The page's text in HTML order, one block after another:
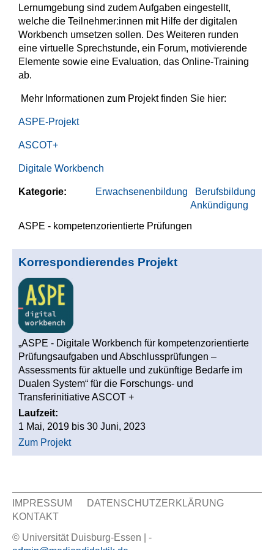
Lernumgebung sind zudem Aufgaben eingestellt,
welche die Teilnehmer:innen mit Hilfe der digitalen
Workbench umsetzen sollen. Des Weiteren runden
eine virtuelle Sprechstunde, ein Forum, motivierende
Elemente sowie eine Evaluation, das Online-Training
ab.
Mehr Informationen zum Projekt finden Sie hier:
ASPE-Projekt
ASCOT+
Digitale Workbench
Kategorie: Berufsbildung
Erwachsenenbildung
Ankündigung
ASPE - kompetenzorientierte Prüfungen
Korrespondierendes Projekt
„ASPE - Digitale Workbench für kompetenzorientierte
Prüfungsaufgaben und Abschlussprüfungen –
Assessments für aktuelle und zukünftige Bedarfe im
Dualen System“ für die Forschungs- und
Transferinitiative ASCOT +
Laufzeit:
1 Mai, 2019 bis 30 Juni, 2023
Zum Projekt
Sekundär Menü
IMPRESSUM
DATENSCHUTZERKLÄRUNG
KONTAKT
© Universität Duisburg-Essen | -